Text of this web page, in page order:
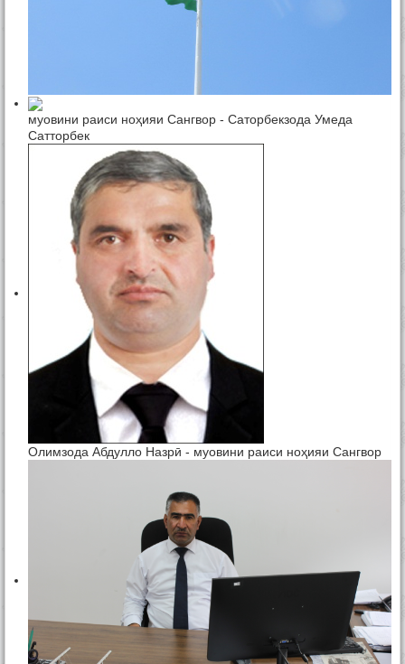
муовини раиси ноҳияи Сангвор - Саторбекзода Умеда
Сатторбек
Олимзода Абдулло Назрӣ - муовини раиси ноҳияи Сангвор